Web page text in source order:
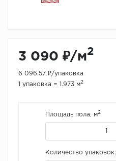
3 090 ₽/м2
6 096.57 ₽/упаковка
1 упаковка = 1.973 м2
Площадь пола, м2
Количество упаковок: